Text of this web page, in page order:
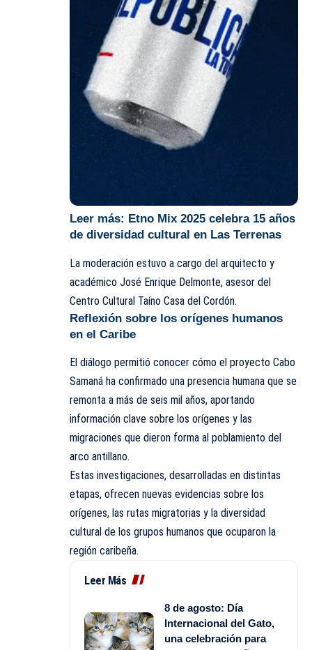
Leer más: Etno Mix 2025 celebra 15 años
de diversidad cultural en Las Terrenas
La moderación estuvo a cargo del arquitecto y
académico José Enrique Delmonte, asesor del
Centro Cultural Taíno Casa del Cordón.
Reflexión sobre los orígenes humanos
en el Caribe
El diálogo permitió conocer cómo el proyecto Cabo
Samaná ha confirmado una presencia humana que se
remonta a más de seis mil años, aportando
información clave sobre los orígenes y las
migraciones que dieron forma al poblamiento del
arco antillano.
Estas investigaciones, desarrolladas en distintas
etapas, ofrecen nuevas evidencias sobre los
orígenes, las rutas migratorias y la diversidad
cultural de los grupos humanos que ocuparon la
región caribeña.
Leer Más
8 de agosto: Día
Internacional del Gato,
una celebración para